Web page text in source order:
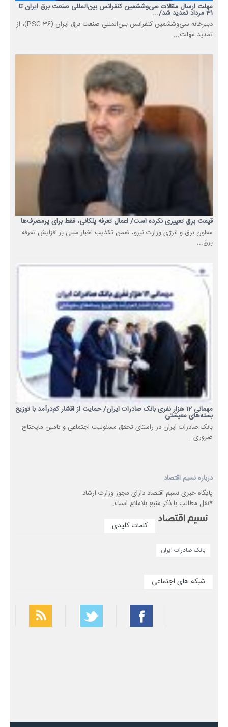
مهلت ارسال مقالات سی‌وششمین کنفرانس بین‌المللی صنعت برق ایران تا
31 مرداد تمدید شد/...
دبیرخانه سی‌وششمین کنفرانس بین‌المللی صنعت برق ایران (PSC-36)، از
تمدید مهلت...
قیمت برق تغییری نکرده است/ اعمال تعرفه پلکانی، فقط برای پرمصرف‌ها
معاون برق و انرژی وزارت نیرو، ضمن تکذیب اخبار مبنی بر افزایش تعرفه
برق...
مهمانی 12 هزار نفری بانک صادرات ایران/ حمایت از اقشار کم‌درآمد با توزیع
بسته‌های معیشتی
​بانک صادرات ایران در راستای تحقق مسئولیت اجتماعی و تامین مایحتاج
ضروری...
درباره نسیم اقتصاد
پایگاه خبری نسیم اقتصاد دارای مجوز وزارت ارشاد
*نقل مطالب با ذکر منبع بلامانع است.
کلمات کلیدی
بانک صادرات ایران
شبکه های اجتماعی